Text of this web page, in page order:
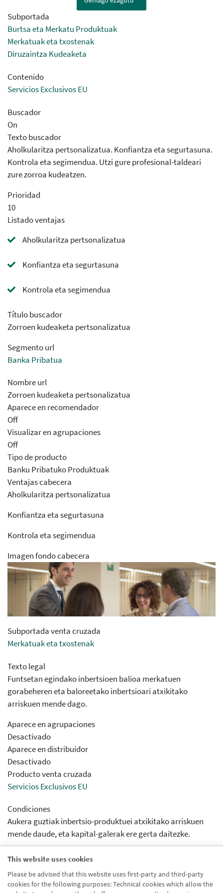
This website uses cookies
Please be advised that this website uses first-party and third-party
cookies for the following purposes: Technical cookies which allow the
Subportada
Burtsa eta Merkatu Produktuak
Merkatuak eta txostenak
Diruzaintza Kudeaketa
Contenido
Servicios Exclusivos EU
Buscador
On
Texto buscador
Aholkularitza pertsonalizatua. Konfiantza eta segurtasuna.
Kontrola eta segimendua. Utzi gure profesional-taldeari
zure zorroa kudeatzen.
Prioridad
10
Listado ventajas
Aholkularitza pertsonalizatua
Konfiantza eta segurtasuna
Kontrola eta segimendua
Título buscador
Zorroen kudeaketa pertsonalizatua
Segmento url
Banka Pribatua
Nombre url
Zorroen kudeaketa pertsonalizatua
Aparece en recomendador
Off
Visualizar en agrupaciones
Off
Tipo de producto
Banku Pribatuko Produktuak
Ventajas cabecera
Aholkularitza pertsonalizatua
Konfiantza eta segurtasuna
Kontrola eta segimendua
Imagen fondo cabecera
Subportada venta cruzada
Merkatuak eta txostenak
Texto legal
Funtsetan egindako inbertsioen balioa merkatuen
gorabeheren eta baloreetako inbertsioari atxikitako
arriskuen mende dago.
Aparece en agrupaciones
Desactivado
Aparece en distribuidor
Desactivado
Producto venta cruzada
Servicios Exclusivos EU
Condiciones
Aukera guztiak inbertsio-produktuei atxikitako arriskuen
mende daude, eta kapital-galerak ere gerta daitezke.
Activar previsualizcion
Módulos drupal